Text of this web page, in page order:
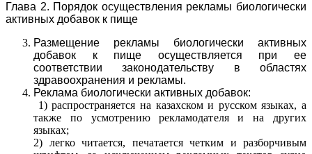
Глава 2. Порядок осуществления рекламы биологически
активных добавок к пище
Размещение рекламы биологически активных
добавок к пище осуществляется при ее
соответствии законодательству в областях
здравоохранения и рекламы.
Реклама биологически активных добавок:
1) распространяется на казахском и русском языках, а
также по усмотрению рекламодателя и на других
языках;
2) легко читается, печатается четким и разборчивым